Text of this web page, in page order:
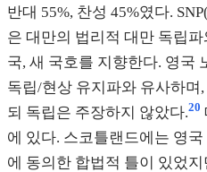
반대 55%, 찬성 45%였다.
은 대만의 법리적 대만 독립
국, 새 국호를 지향한다. 영국
독립/현상 유지파와 유사하
되 독립은 주장하지 않았다.20
에 있다. 스코틀랜드에는 영
에 동의한 합법적 틀이 있었